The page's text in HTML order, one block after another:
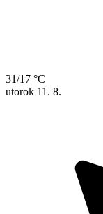
31/17 °C
utorok 11. 8.